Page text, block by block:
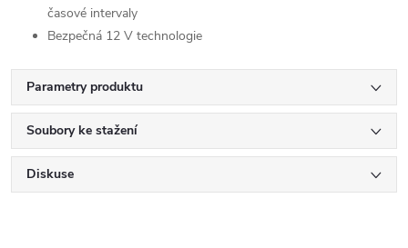
časové intervaly
Bezpečná 12 V technologie
Parametry produktu
Soubory ke stažení
Diskuse